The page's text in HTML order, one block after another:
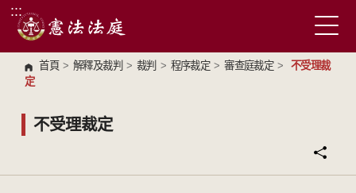
跳到主要內容區塊
:::
首頁 > 解釋及裁判 > 裁判 > 程序裁定 > 審查庭裁定 >
不受理裁
定
不受理裁定